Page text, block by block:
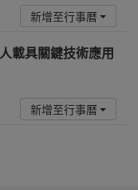
新增至行事曆
載具關鍵技術應用
新增至行事曆